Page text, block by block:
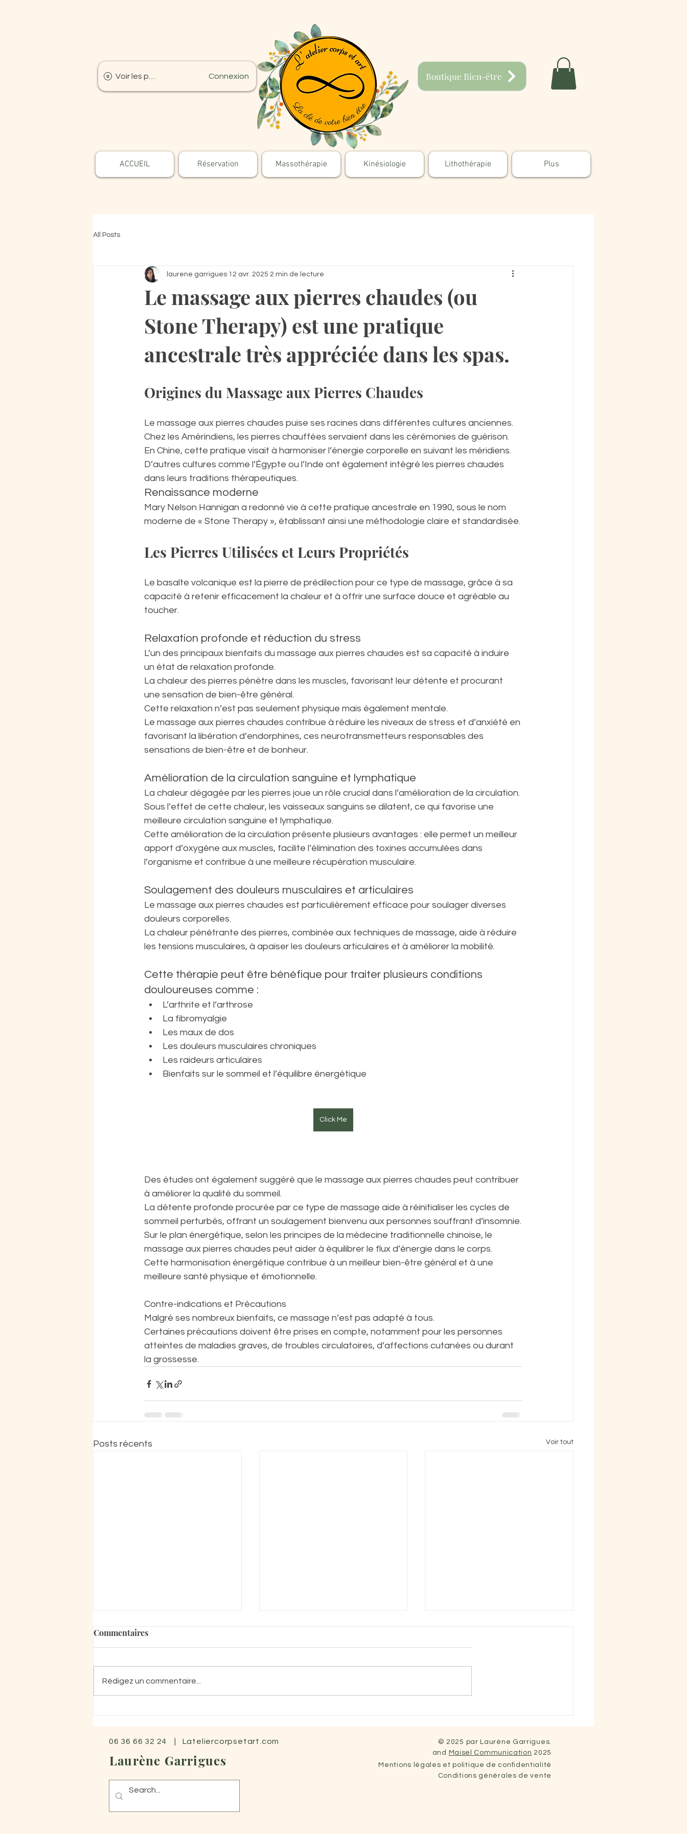
Connexion
Voir les points Boutique Bien-être
ACCUEIL Réservation Massothérapie Kinésiologie Lithothérapie Plus
All Posts
Le massage aux pierres chaudes (ou
Stone Therapy) est une pratique
ancestrale très appréciée dans les spas.
laurene garrigues 12 avr. 2025 2 min de lecture
Origines du Massage aux Pierres Chaudes
Le massage aux pierres chaudes puise ses racines dans différentes cultures anciennes.
Chez les Amérindiens, les pierres chauffées servaient dans les cérémonies de guérison.
En Chine, cette pratique visait à harmoniser l’énergie corporelle en suivant les méridiens.
D’autres cultures comme l’Égypte ou l’Inde ont également intégré les pierres chaudes
dans leurs traditions thérapeutiques.
Renaissance moderne
Mary Nelson Hannigan a redonné vie à cette pratique ancestrale en 1990, sous le nom
moderne de « Stone Therapy », établissant ainsi une méthodologie claire et standardisée.
Les Pierres Utilisées et Leurs Propriétés
Le basalte volcanique est la pierre de prédilection pour ce type de massage, grâce à sa
capacité à retenir efficacement la chaleur et à offrir une surface douce et agréable au
toucher.
Relaxation profonde et réduction du stress
L’un des principaux bienfaits du massage aux pierres chaudes est sa capacité à induire
un état de relaxation profonde.
La chaleur des pierres pénètre dans les muscles, favorisant leur détente et procurant
une sensation de bien-être général.
Cette relaxation n’est pas seulement physique mais également mentale.
Le massage aux pierres chaudes contribue à réduire les niveaux de stress et d’anxiété en
favorisant la libération d’endorphines, ces neurotransmetteurs responsables des
sensations de bien-être et de bonheur.
Amélioration de la circulation sanguine et lymphatique
La chaleur dégagée par les pierres joue un rôle crucial dans l’amélioration de la circulation.
Sous l’effet de cette chaleur, les vaisseaux sanguins se dilatent, ce qui favorise une
meilleure circulation sanguine et lymphatique.
Cette amélioration de la circulation présente plusieurs avantages : elle permet un meilleur
apport d’oxygène aux muscles, facilite l’élimination des toxines accumulées dans
l’organisme et contribue à une meilleure récupération musculaire.
Soulagement des douleurs musculaires et articulaires
Le massage aux pierres chaudes est particulièrement efficace pour soulager diverses
douleurs corporelles.
La chaleur pénétrante des pierres, combinée aux techniques de massage, aide à réduire
les tensions musculaires, à apaiser les douleurs articulaires et à améliorer la mobilité.
Cette thérapie peut être bénéfique pour traiter plusieurs conditions
douloureuses comme :
L’arthrite et l’arthrose
La fibromyalgie
Les maux de dos
Les douleurs musculaires chroniques
Les raideurs articulaires
Bienfaits sur le sommeil et l’équilibre énergétique
Click Me
Des études ont également suggéré que le massage aux pierres chaudes peut contribuer
à améliorer la qualité du sommeil.
La détente profonde procurée par ce type de massage aide à réinitialiser les cycles de
sommeil perturbés, offrant un soulagement bienvenu aux personnes souffrant d’insomnie.
Sur le plan énergétique, selon les principes de la médecine traditionnelle chinoise, le
massage aux pierres chaudes peut aider à équilibrer le flux d’énergie dans le corps.
Cette harmonisation énergétique contribue à un meilleur bien-être général et à une
meilleure santé physique et émotionnelle.
Contre-indications et Précautions
Malgré ses nombreux bienfaits, ce massage n’est pas adapté à tous.
Certaines précautions doivent être prises en compte, notamment pour les personnes
atteintes de maladies graves, de troubles circulatoires, d’affections cutanées ou durant
la grossesse.
Posts récents Voir tout
considéré comme un élément
Commentaires
Rédigez un commentaire...
06 36 66 32 24 | Lateliercorpsetart.com
Laurène Garrigues
© 2025 par Laurène Garrigues.
and
Maisel Communication 2025
Mentions légales et politique de confidentialité
Conditions générales de vente